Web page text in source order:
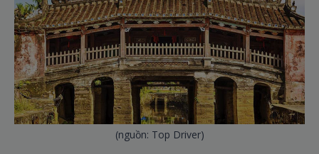
(nguồn: Top Driver)